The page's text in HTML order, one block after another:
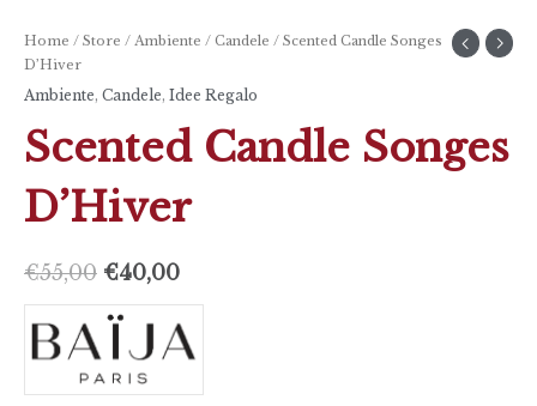
Home / Store / Ambiente / Candele / Scented Candle Songes
D’Hiver
Ambiente, Candele, Idee Regalo
Scented Candle Songes
D’Hiver
€55,00 €40,00